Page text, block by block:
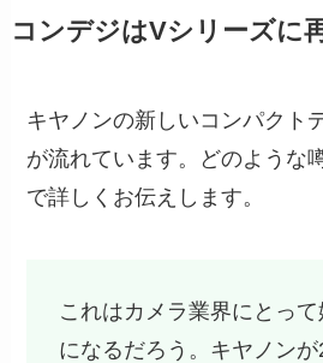
コンデジはVシリーズに
キヤノンの新しいコンパクト
が流れています。どのような
で詳しくお伝えします。
これはカメラ業界にとっ
になるだろう。キヤノンが